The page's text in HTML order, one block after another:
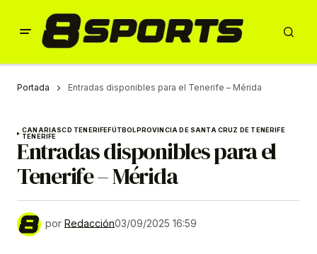
Portada Entradas disponibles para el Tenerife – Mérida
CANARIASCD TENERIFEFÚTBOLPROVINCIA DE SANTA CRUZ DE TENERIFE
TENERIFE
Entradas disponibles para el
Tenerife – Mérida
por Redacción03/09/2025 16:59